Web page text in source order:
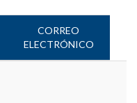
CORREO
ELECTRÓNICO